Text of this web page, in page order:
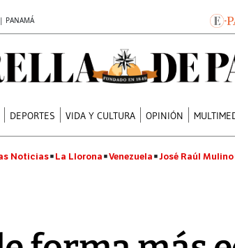
PANAMÁ
DEPORTES VIDA Y CULTURA OPINIÓN
Noticias La Llorona Venezuela José Raúl Mulino